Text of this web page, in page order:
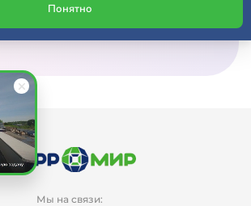
Мы на связи:
Понятно